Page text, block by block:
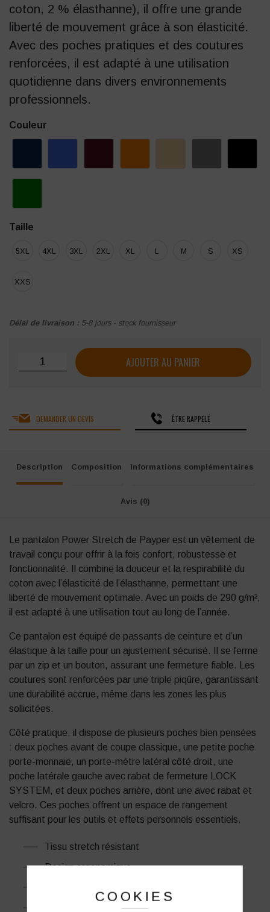
coton, 2 % élasthanne), il offre une grande
liberté de mouvement grâce à son élasticité.
Avec des poches pratiques et des coutures
renforcées, il est adapté à une utilisation
quotidienne dans divers environnements
professionnels.
Couleur
Taille
5XL 4XL 3XL 2XL XL L M S XS
XXS
Délai de livraison : 5-8 jours - stock fournisseur
quantité de Pantalon Payper POWER STRETCH
AJOUTER AU PANIER
DEMANDER UN DEVIS ÊTRE RAPPELÉ
Description Composition Informations complémentaires
Avis (0)
Le pantalon Power Stretch de Payper est un vêtement de
travail conçu pour offrir à la fois confort, robustesse et
fonctionnalité.
l combine la douceur et la respirabilité du
coton avec l’élasticité de l’élasthanne, permettant une
liberté de mouvement optimale. Avec un poids de 290 g/m²,
il est adapté à une utilisation tout au long de l’année.
Ce pantalon est équipé de passants de ceinture et d’un
élastique à la taille pour un ajustement sécurisé.
Il se ferme
par un zip et un bouton, assurant une fermeture fiable. Les
coutures sont renforcées par une triple piqûre, garantissant
une durabilité accrue, même dans les zones les plus
sollicitées.
Côté pratique, il dispose de plusieurs poches bien pensées
: deux poches avant de coupe classique, une petite poche
porte-monnaie, un porte-mètre latéral côté droit, une
poche latérale gauche avec rabat de fermeture LOCK
SYSTEM, et deux poches arrière, dont une avec rabat et
velcro. Ces poches offrent un espace de rangement
suffisant pour les outils et effets personnels essentiels.
Tissu stretch résistant
Design ergonomique
COOKIES